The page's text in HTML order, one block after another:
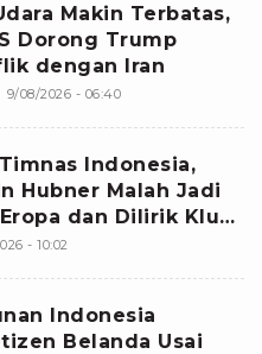
Makin Terbatas,
Dorong Trump
dengan Iran
9/08/2026 - 06:40
Indonesia,
Hubner Malah Jadi
dan Dilirik Klub
- 10:02
Indonesia
Belanda Usai